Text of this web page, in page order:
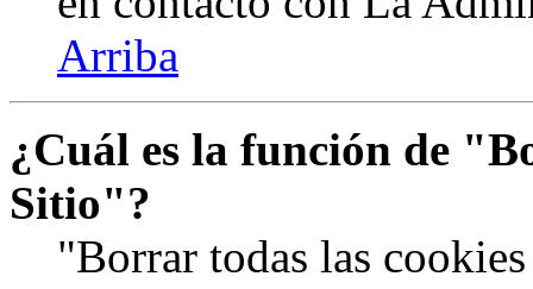
Arriba
¿Cuál es la función de
Sitio"?
"Borrar todas las